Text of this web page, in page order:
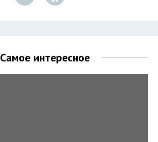
Самое интересное